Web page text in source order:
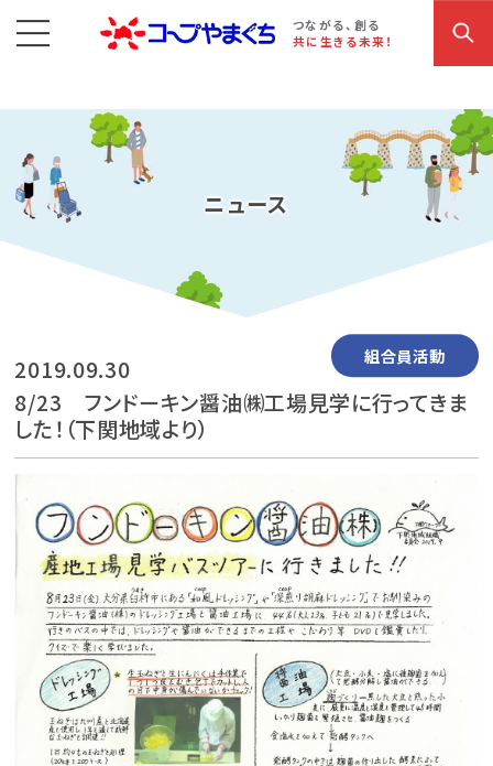
つながる、創る
共に生きる未来！
コープやまぐち お買い物・サービス こだわり商品 参加・イベント情報
ニュース
2019.09.30
8/23 フンドーキン醤油㈱工場見学に行ってきま
した！（下関地域より）
組合員活動